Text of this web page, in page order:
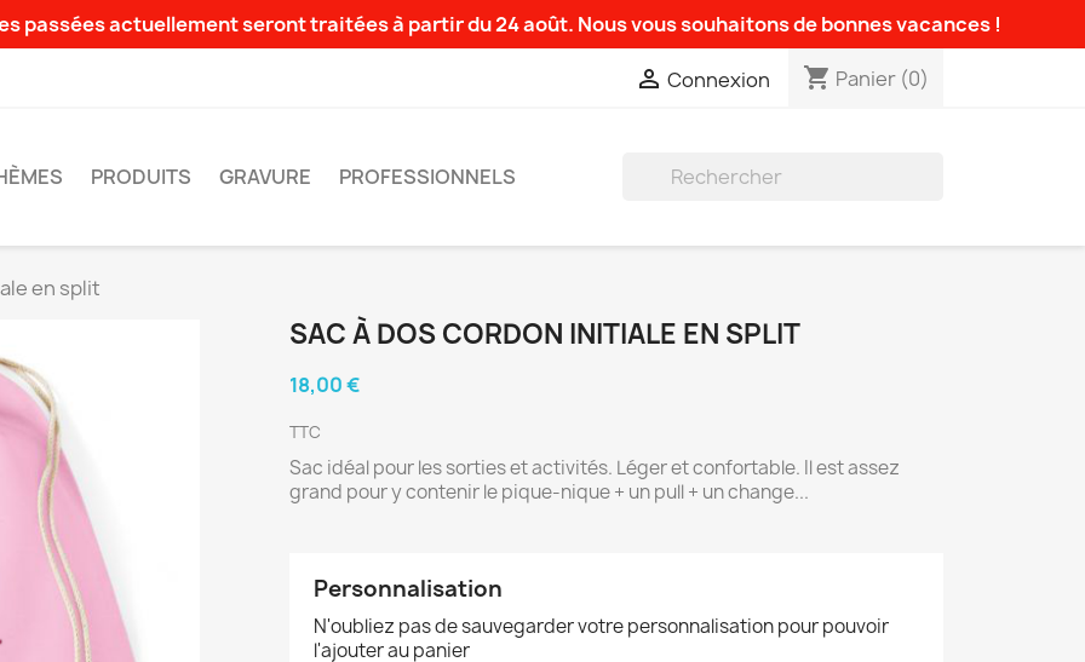
passées actuellement seront traitées à partir du 24 août. Nous vous souhaitons de bonnes vacances !
 Connexion shopping_cart Panier (0)
PRODUITS GRAVURE PROFESSIONNELS
en split
SAC À DOS CORDON INITIALE EN SPLIT
18,00 €
TTC
Sac idéal pour les sorties et activités. Léger et confortable. Il est assez
grand pour y contenir le pique-nique + un pull + un change...
Personnalisation
N'oubliez pas de sauvegarder votre personnalisation pour pouvoir
l'ajouter au panier